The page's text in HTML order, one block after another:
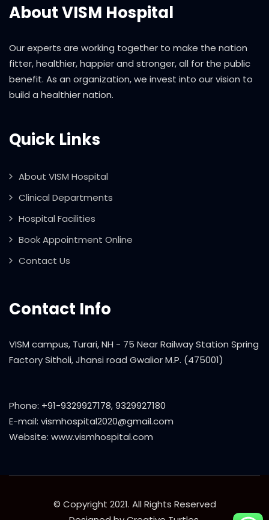
About VISM Hospital
Our experts are working together to make the nation
fitter, healthier, happier and stronger, all for the public
benefit. As an organization, we invest into our vision to
build a healthier nation.
Quick Links
About VISM Hospital
Clinical Departments
Hospital Facilities
Book Appointment Online
Contact Us
Contact Info
VISM campus, Turari, NH - 75 Near Railway Station Spring
Factory Sitholi, Jhansi road Gwalior M.P. (475001)
Phone: +91-9329927178, 9329927180
E-mail: vismhospital2020@gmail.com
Website: www.vismhospital.com
© Copyright 2021. All Rights Reserved